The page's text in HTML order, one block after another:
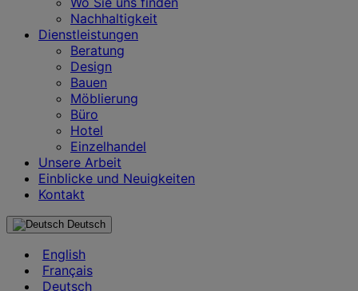
Nachhaltigkeit
Dienstleistungen
Beratung
Design
Bauen
Möblierung
Büro
Hotel
Einzelhandel
Unsere Arbeit
Einblicke und Neuigkeiten
Kontakt
Deutsch
English
Français
Deutsch